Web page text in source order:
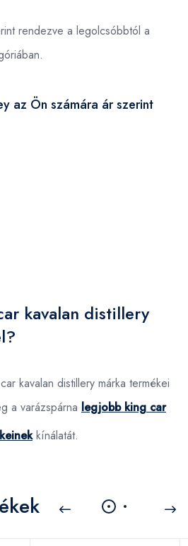
rendezve a legolcsóbbtól a
az Ön számára ár szerint
kavalan distillery
kavalan distillery márka termékei
a varázspárna legjobb king car
kínálatát.